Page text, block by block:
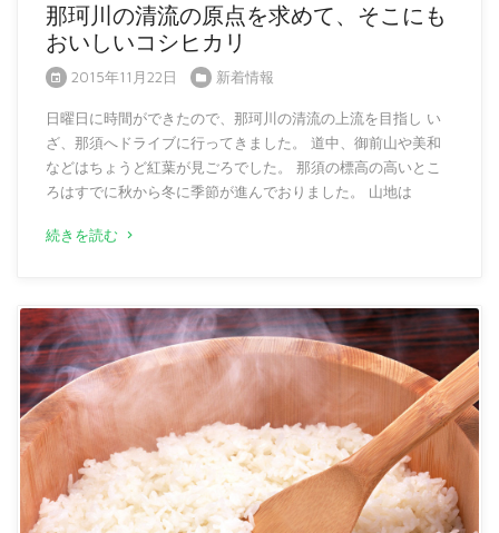
那珂川の清流の原点を求めて、そこにも
おいしいコシヒカリ
2015年11月22日 新着情報
日曜日に時間ができたので、那珂川の清流の上流を目指し い
ざ、那須へドライブに行ってきました。 道中、御前山や美和
などはちょうど紅葉が見ごろでした。 那須の標高の高いとこ
ろはすでに秋から冬に季節が進んでおりました。 山地は
続きを読む